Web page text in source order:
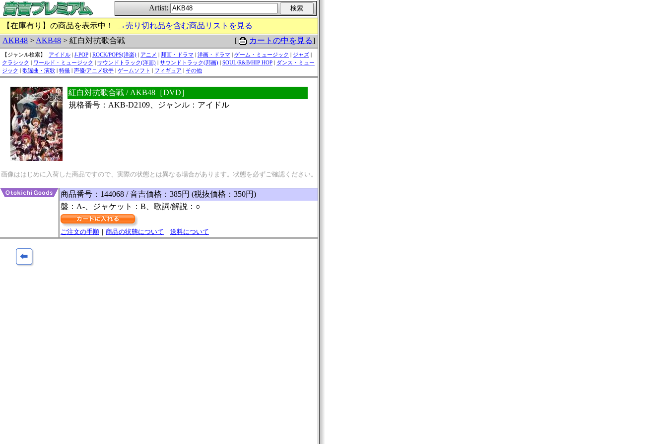
Artist:
【在庫有り】の商品を表示中！
→売り切れ品を含む商品リストを見る
AKB48 > AKB48 > 紅白対抗歌合戦 [ カートの中を見る]
【ジャンル検索】 アイドル | J-POP | ROCK/POPS(洋楽) | アニメ | 邦画・ドラマ | 洋画・ドラマ | ゲーム・ミュージック | ジャズ |
クラシック | ワールド・ミュージック | サウンドトラック(洋画) | サウンドトラック(邦画) | SOUL/R&B/HIP HOP | ダンス・ミュー
ジック | 歌謡曲・演歌 | 特撮 | 声優/アニメ歌手 | ゲームソフト | フィギュア | その他
紅白対抗歌合戦 / AKB48［DVD］
規格番号：AKB-D2109、ジャンル：アイドル
画像ははじめに入荷した商品ですので、実際の状態とは異なる場合があります。状態を必ずご確認ください。
商品番号：144068 / 音吉価格：385円 (税抜価格：350円)
盤：A-、ジャケット：B、歌詞/解説：○
ご注文の手順 ｜ 商品の状態について ｜ 送料について